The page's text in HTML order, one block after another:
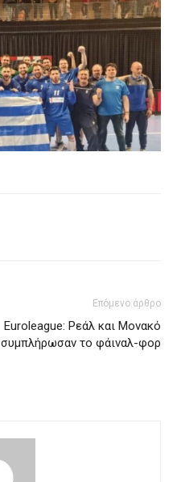
Επόμενο άρθρο
Euroleague: Ρεάλ και Μονακό
συμπλήρωσαν το φάιναλ-φορ